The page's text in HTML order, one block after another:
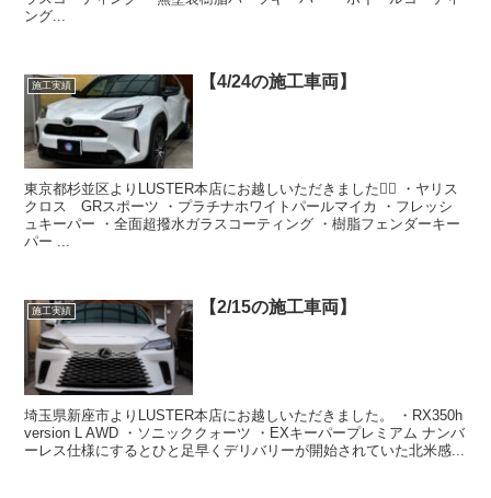
ング...
施工実績 【4/24の施工車両】
東京都杉並区よりLUSTER本店にお越しいただきました🙇‍♂️ ・ヤリス
クロス GRスポーツ ・プラチナホワイトパールマイカ ・フレッシ
ュキーパー ・全面超撥水ガラスコーティング ・樹脂フェンダーキー
パー ...
施工実績 【2/15の施工車両】
埼玉県新座市よりLUSTER本店にお越しいただきました。 ・RX350h
version L AWD ・ソニッククォーツ ・EXキーパープレミアム ナンバ
ーレス仕様にするとひと足早くデリバリーが開始されていた北米感...